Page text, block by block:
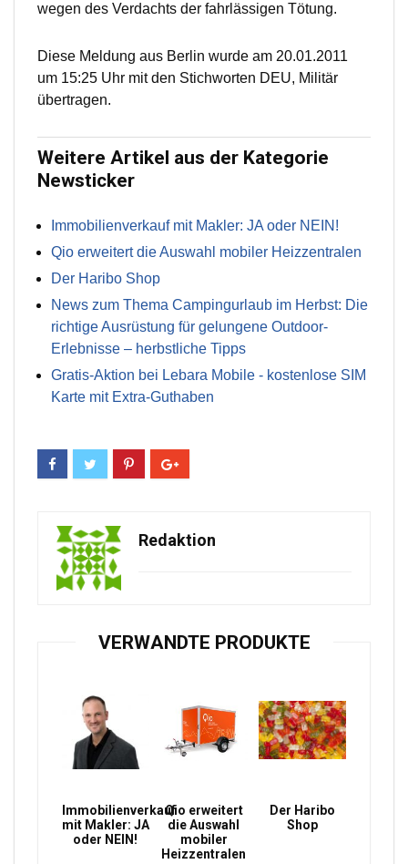
wegen des Verdachts der fahrlässigen Tötung.
Diese Meldung aus Berlin wurde am 20.01.2011
um 15:25 Uhr mit den Stichworten DEU, Militär
übertragen.
Weitere Artikel aus der Kategorie
Newsticker
Immobilienverkauf mit Makler: JA oder NEIN!
Qio erweitert die Auswahl mobiler Heizzentralen
Der Haribo Shop
News zum Thema Campingurlaub im Herbst: Die
richtige Ausrüstung für gelungene Outdoor-
Erlebnisse – herbstliche Tipps
Gratis-Aktion bei Lebara Mobile - kostenlose SIM
Karte mit Extra-Guthaben
Redaktion
VERWANDTE PRODUKTE
Immobilienverkauf
mit Makler: JA
oder NEIN!
Qio erweitert
die Auswahl
mobiler
Heizzentralen
Der Haribo
Shop